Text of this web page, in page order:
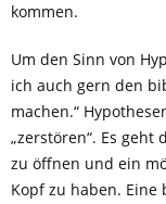
kommen.
Um den Sinn von
ich auch gern den
machen.“
„zerstören“. Es
zu öffnen und ein
Kopf zu haben.